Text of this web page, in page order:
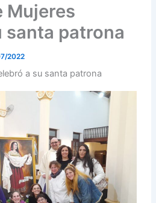
Mujeres
santa patrona
2022
a su santa patrona